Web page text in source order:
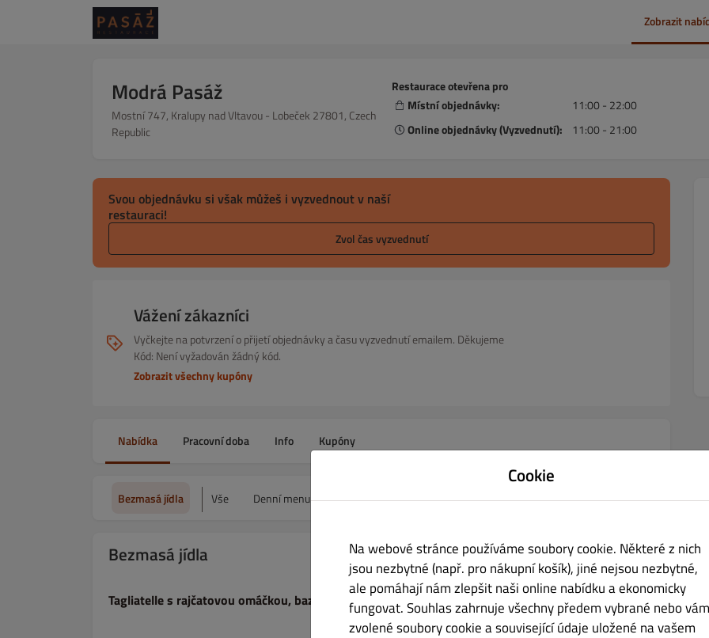
Zobrazit
Modrá Pasáž
Mostní 747, Kralupy nad Vltavou - Lobeček 27801, Czech
Republic
Restaurace otevřena pro
Místní objednávky:
11:00 - 22:00
Online objednávky (Vyzvednutí):
11:00 - 21:00
Svou objednávku si však můžeš i vyzvednout v naší
restauraci!
Zvol čas vyzvednutí
Vážení zákazníci
Vyčkejte na potvrzení o přijetí objednávky a času vyzvednutí emailem. Děkujeme
Kód: Není vyžadován žádný kód.
Zobrazit všechny kupóny
Nabídka Pracovní doba Info Kupóny
Bezmasá jídla Vše Denní menu Pátek Předkrmy Polévky Ryby Kuřecí maso Vepřové maso
Bezmasá jídla
Tagliatelle s rajčatovou omáčkou, bazalkou a parmezánem Kč 259.00
Cookie
Na webové stránce používáme soubory cookie. Některé z nich
jsou nezbytné (např. pro nákupní košík), jiné nejsou nezbytné,
ale pomáhají nám zlepšit naši online nabídku a ekonomicky
fungovat. Souhlas zahrnuje všechny předem vybrané nebo
zvolené soubory cookie a související údaje uložené na vašem